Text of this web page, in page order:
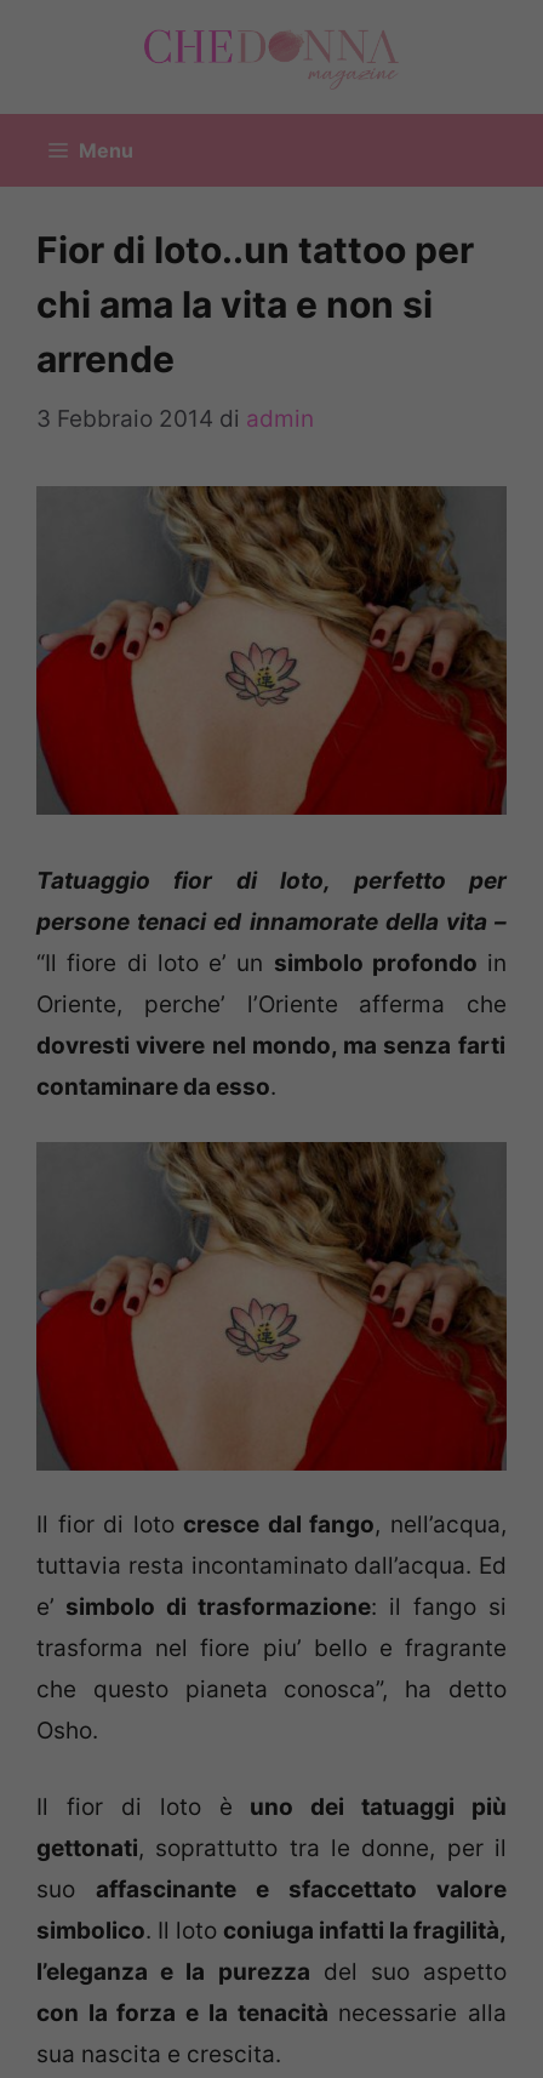
Menu
Fior di loto..un tattoo per
chi ama la vita e non si
arrende
3 Febbraio 2014 di admin
Tatuaggio fior di loto, perfetto per
persone tenaci ed innamorate della vita –
“Il fiore di loto e’ un simbolo profondo in
Oriente, perche’ l’Oriente afferma che
dovresti vivere nel mondo, ma senza farti
contaminare da esso.
Il fior di loto cresce dal fango, nell’acqua,
tuttavia resta incontaminato dall’acqua. Ed
e’ simbolo di trasformazione: il fango si
trasforma nel fiore piu’ bello e fragrante
che questo pianeta conosca”, ha detto
Osho.
Il fior di loto è uno dei tatuaggi più
gettonati, soprattutto tra le donne, per il
suo affascinante e sfaccettato valore
simbolico. Il loto coniuga infatti la fragilità,
l’eleganza e la purezza del suo aspetto
con la forza e la tenacità necessarie alla
sua nascita e crescita.